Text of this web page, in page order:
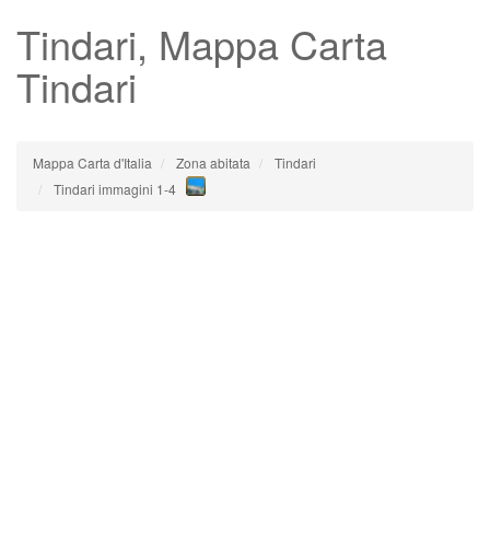
Tindari, Mappa Carta
Tindari
Mappa Carta d'Italia Zona abitata
Tindari
Tindari immagini 1-4